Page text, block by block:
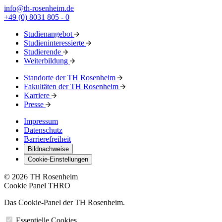
info@th-rosenheim.de
+49 (0) 8031 805 - 0
Studienangebot
Studieninteressierte
Studierende
Weiterbildung
Standorte der TH Rosenheim
Fakultäten der TH Rosenheim
Karriere
Presse
Impressum
Datenschutz
Barrierefreiheit
Bildnachweise
Cookie-Einstellungen
© 2026 TH Rosenheim
Cookie Panel THRO
Das Cookie-Panel der TH Rosenheim.
Essentielle Cookies